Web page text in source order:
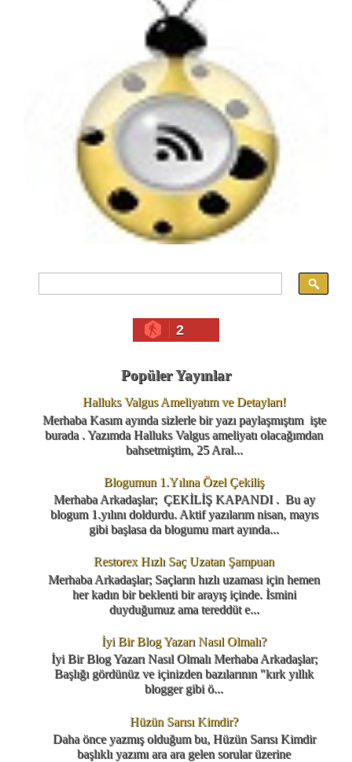
2
Popüler Yayınlar
Halluks Valgus Ameliyatım ve Detayları!
Merhaba Kasım ayında sizlerle bir yazı paylaşmıştım işte
burada . Yazımda Halluks Valgus ameliyatı olacağımdan
bahsetmiştim, 25 Aral...
Blogumun 1.Yılına Özel Çekiliş
Merhaba Arkadaşlar; ÇEKİLİŞ KAPANDI . Bu ay
blogum 1.yılını doldurdu. Aktif yazılarım nisan, mayıs
gibi başlasa da blogumu mart ayında...
Restorex Hızlı Saç Uzatan Şampuan
Merhaba Arkadaşlar; Saçların hızlı uzaması için hemen
her kadın bir beklenti bir arayış içinde. İsmini
duyduğumuz ama tereddüt e...
İyi Bir Blog Yazarı Nasıl Olmalı?
İyi Bir Blog Yazarı Nasıl Olmalı Merhaba Arkadaşlar;
Başlığı gördünüz ve içinizden bazılarının "kırk yıllık
blogger gibi ö...
Hüzün Sarısı Kimdir?
Daha önce yazmış olduğum bu, Hüzün Sarısı Kimdir
başlıklı yazımı ara ara gelen sorular üzerine